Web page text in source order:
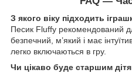
З якого віку підходить
Песик Fluffy рекомендований
безпечний, м’який і має
легко включаються в гру.
Чи цікаво буде старшим